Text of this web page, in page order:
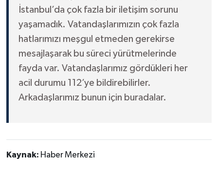
İstanbul’da çok fazla bir iletişim sorunu
yaşamadık. Vatandaşlarımızın çok fazla
hatlarımızı meşgul etmeden gerekirse
mesajlaşarak bu süreci yürütmelerinde
fayda var. Vatandaşlarımız gördükleri her
acil durumu 112’ye bildirebilirler.
Arkadaşlarımız bunun için buradalar.
Kaynak: Haber Merkezi